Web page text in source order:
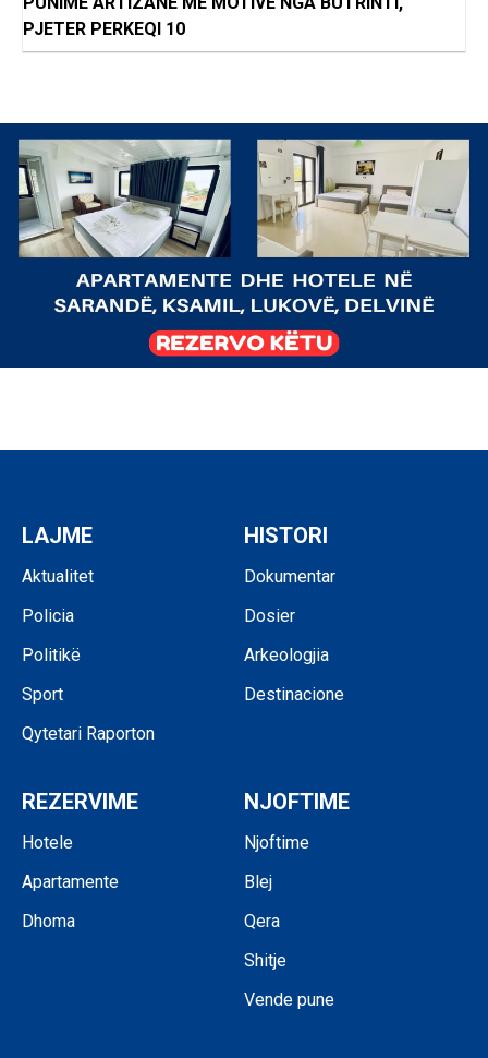
PJETER PERKEQI 10
LAJME
Aktualitet
Policia
Politikë
Sport
Qytetari Raporton
HISTORI
Dokumentar
Dosier
Arkeologjia
Destinacione
REZERVIME
Hotele
Apartamente
Dhoma
NJOFTIME
Njoftime
Blej
Qera
Shitje
Vende pune